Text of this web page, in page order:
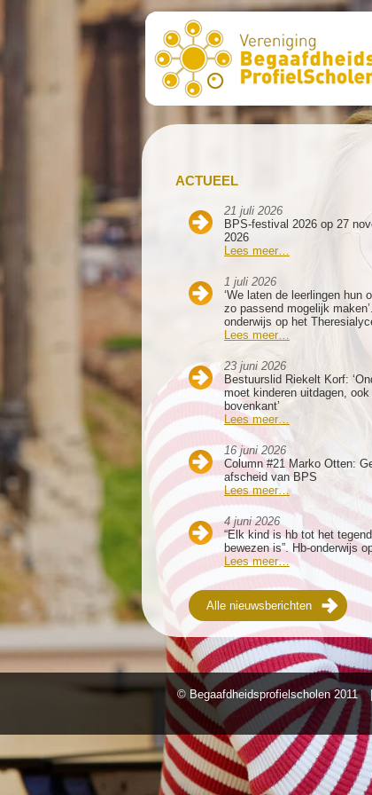
ACTUEEL
21 juli 2026
BPS-festival 2026 op 27
2026
Lees meer…
1 juli 2026
‘We laten de leerlingen hun
zo passend mogelijk
onderwijs op het
Lees meer…
23 juni 2026
Bestuurslid Riekelt Korf:
moet kinderen uitdagen, ook
bovenkant’
Lees meer…
16 juni 2026
Column #21 Marko Otten:
afscheid van BPS
Lees meer…
4 juni 2026
“Elk kind is hb tot het
bewezen is”. Hb-onderwijs
Lees meer…
Alle nieuwsberichten
© Begaafdheidsprofielscholen2011 |